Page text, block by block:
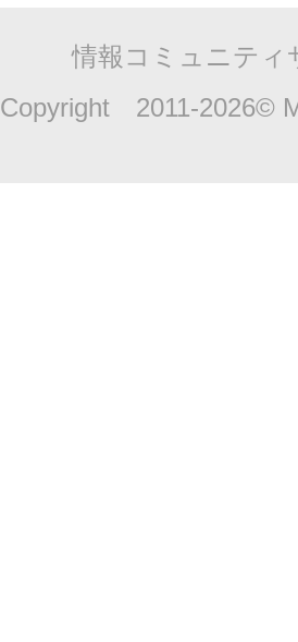
情報コミュニティ
Copyright 2011-2026©